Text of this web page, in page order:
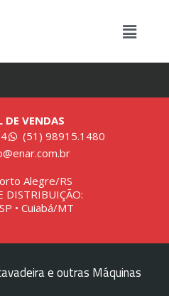
DE VENDAS
(51) 98915.1480
Alegre/RS
DISTRIBUIÇÃO:
• Cuiabá/MT
e outras Máquinas